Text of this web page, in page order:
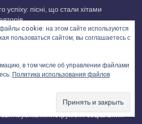
успіху: пісні, що стали хітами
композиції, що пережили цензуру
музика як інструмент соціальних
cookie: на этом сайте используются
пользоваться сайтом, вы соглашаетесь с
в том числе об управлении файлами
Политика использования файлов